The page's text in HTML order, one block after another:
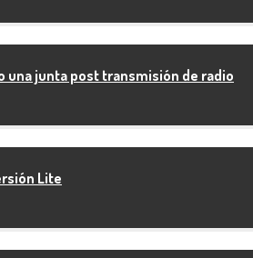
una junta post transmisión de radio
Lite